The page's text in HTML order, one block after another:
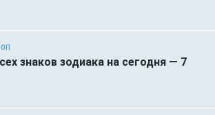
знаков зодиака на сегодня — 7